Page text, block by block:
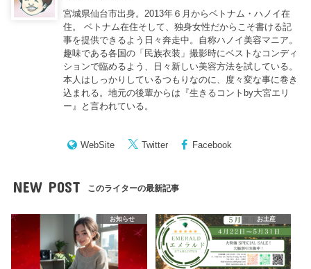
宮城県仙台市出身。2013年６月からベトナム・ハノイ在
住。 ベトナム在住そして、独身女性だからこそ書ける記
事を提供できるよう日々奔走中。自称ハノイ美容マニア。
趣味である各国の「民族衣装」撮影時にベストなコンディ
ションで臨めるよう、日々新しい美容方法を試している。
本人はしっかりしているつもりなのに、度々変な事に巻き
込まれる。地元の後輩からは『生きるコントby大宮エリ
ー 』と言われている。
WebSite Twitter Facebook
NEW POST このライターの最新記事
お知らせ お土産